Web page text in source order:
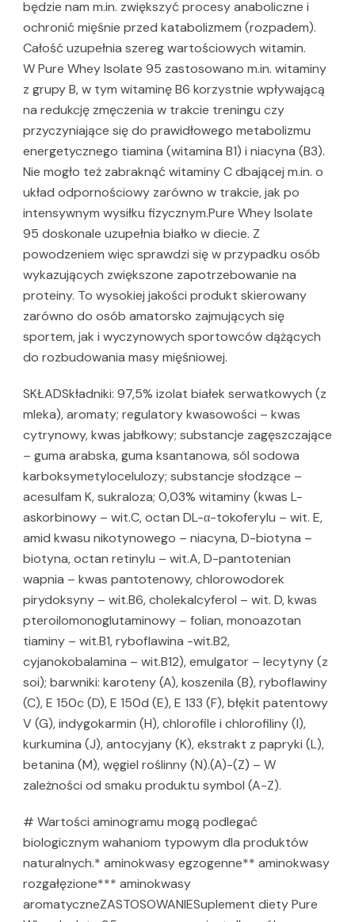
będzie nam m.in. zwiększyć procesy anaboliczne i
ochronić mięśnie przed katabolizmem (rozpadem).
Całość uzupełnia szereg wartościowych witamin.
W Pure Whey Isolate 95 zastosowano m.in. witaminy
z grupy B, w tym witaminę B6 korzystnie wpływającą
na redukcję zmęczenia w trakcie treningu czy
przyczyniające się do prawidłowego metabolizmu
energetycznego tiamina (witamina B1) i niacyna (B3).
Nie mogło też zabraknąć witaminy C dbającej m.in. o
układ odpornościowy zarówno w trakcie, jak po
intensywnym wysiłku fizycznym.Pure Whey Isolate
95 doskonale uzupełnia białko w diecie. Z
powodzeniem więc sprawdzi się w przypadku osób
wykazujących zwiększone zapotrzebowanie na
proteiny. To wysokiej jakości produkt skierowany
zarówno do osób amatorsko zajmujących się
sportem, jak i wyczynowych sportowców dążących
do rozbudowania masy mięśniowej.
SKŁADSkładniki: 97,5% izolat białek serwatkowych (z
mleka), aromaty; regulatory kwasowości – kwas
cytrynowy, kwas jabłkowy; substancje zagęszczające
– guma arabska, guma ksantanowa, sól sodowa
karboksymetylocelulozy; substancje słodzące –
acesulfam K, sukraloza; 0,03% witaminy (kwas L-
askorbinowy – wit.C, octan DL-α-tokoferylu – wit. E,
amid kwasu nikotynowego – niacyna, D-biotyna –
biotyna, octan retinylu – wit.A, D-pantotenian
wapnia – kwas pantotenowy, chlorowodorek
pirydoksyny – wit.B6, cholekalcyferol – wit. D, kwas
pteroilomonoglutaminowy – folian, monoazotan
tiaminy – wit.B1, ryboflawina -wit.B2,
cyjanokobalamina – wit.B12), emulgator – lecytyny (z
soi); barwniki: karoteny (A), koszenila (B), ryboflawiny
(C), E 150c (D), E 150d (E), E 133 (F), błękit patentowy
V (G), indygokarmin (H), chlorofile i chlorofiliny (I),
kurkumina (J), antocyjany (K), ekstrakt z papryki (L),
betanina (M), węgiel roślinny (N).(A)-(Z) – W
zależności od smaku produktu symbol (A-Z).
# Wartości aminogramu mogą podlegać
biologicznym wahaniom typowym dla produktów
naturalnych.* aminokwasy egzogenne** aminokwasy
rozgałęzione*** aminokwasy
aromatyczneZASTOSOWANIESuplement diety Pure